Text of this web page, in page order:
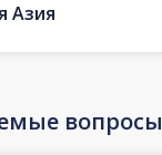
Азия
вопросы